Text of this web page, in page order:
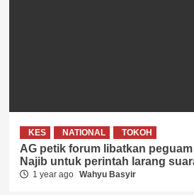
KES NATIONAL TOKOH
AG petik forum libatkan peguam
Najib untuk perintah larang
1 year ago Wahyu Basyir